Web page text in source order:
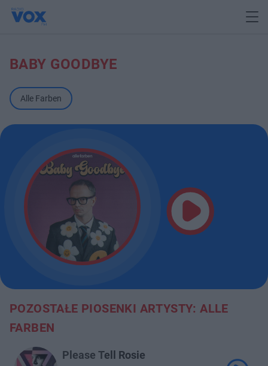
BABY GOODBYE
Alle Farben
POZOSTAŁE PIOSENKI ARTYSTY: ALLE
FARBEN
Please Tell Rosie